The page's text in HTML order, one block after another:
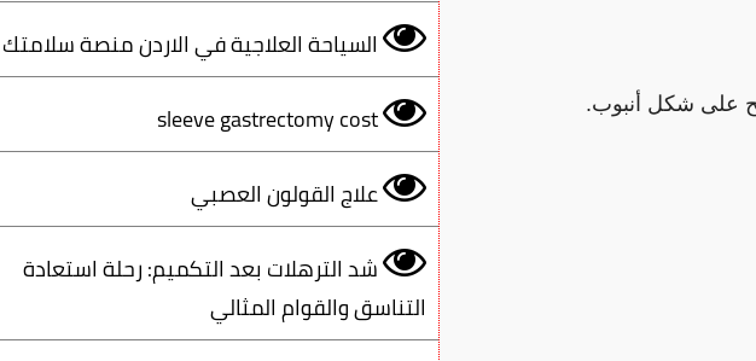
السياحة العلاجية في الاردن منصة سلامتك
sleeve gastrectomy cost
علاج القولون العصبي
شد الترهلات بعد التكميم: رحلة استعادة
التناسق والقوام المثالي